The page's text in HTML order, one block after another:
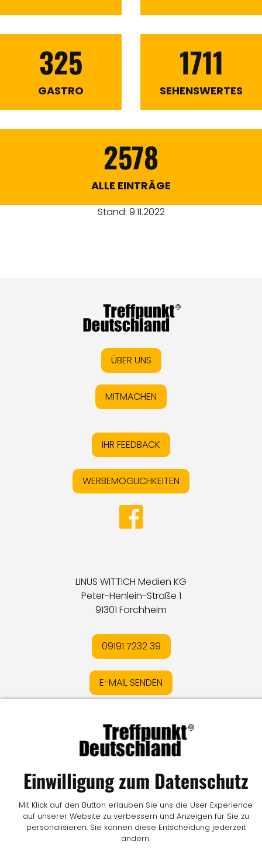
325
GASTRO
1711
SEHENSWERTES
2578
ALLE EINTRÄGE
Stand: 9.11.2022
ÜBER UNS
MITMACHEN
IHR FEEDBACK
WERBEMÖGLICHKEITEN
LINUS WITTICH Medien KG
Peter-Henlein-Straße 1
91301 Forchheim
09191 7232 39
E-MAIL SENDEN
DatenschutzI
Online-Streitschlichtung
Mediadaten IKontakt I Vertrag widerrufen
© LW Medien GmbH
Einwilligung zum Datenschutz
Mit Klick auf den Button erlauben Sie uns die User Experience
auf unserer Website zu verbessern und Anzeigen für Sie zu
personalisieren. Sie können diese Entscheidung jederzeit
ändern.